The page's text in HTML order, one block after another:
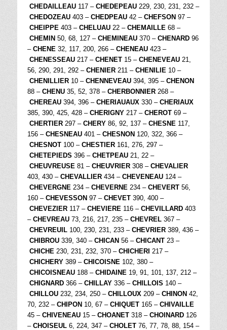
CHEDAILLEAU 117 – CHEDEPEAU 229, 230, 231, 232 –
CHEDOZEAU 403 – CHEDPEAU 42 – CHEFSON 97 –
CHEIPPE 403 – CHELUAU 22 – CHEMAILLE 68 –
CHEMIN 50, 68, 127 – CHEMINEAU 370 – CHENARD 96
– CHENE 32, 117, 200, 266 – CHENEAU 423 –
CHENESSEAU 217 – CHENET 15 – CHENEVEAU 21,
56, 290, 291, 292 – CHENIER 211 – CHENILIE 10 –
CHENILLIER 10 – CHENNEVEAU 394, 395 – CHENON
88 – CHENU 35, 52, 378 – CHERBONNIER 268 –
CHEREAU 394, 396 – CHERIAUAUX 330 – CHERIAUX
385, 390, 425, 428 – CHERIGNY 217 – CHEROT 69 –
CHERTIER 297 – CHERY 86, 92, 137 – CHESNE 117,
156 – CHESNEAU 401 – CHESNON 120, 322, 366 –
CHESNOT 100 – CHESTIER 161, 276, 297 –
CHETEPIEDS 396 – CHETPEAU 21, 22 –
CHEUVREUSE 81 – CHEUVRIER 308 – CHEVALIER
403, 430 – CHEVALLIER 434 – CHEVENEAU 124 –
CHEVERGNE 234 – CHEVERNE 234 – CHEVERT 56,
160 – CHEVESSON 97 – CHEVET 390, 400 –
CHEVEZIER 117 – CHEVIERE 116 – CHEVILLARD 403
– CHEVREAU 73, 216, 217, 235 – CHEVREL 367 –
CHEVREUIL 100, 230, 231, 233 – CHEVRIER 389, 436 –
CHIBROU 339, 340 – CHICAN 56 – CHICANT 23 –
CHICHE 230, 231, 232, 370 – CHICHERI 217 –
CHICHERY 389 – CHICOISNE 102, 380 –
CHICOISNEAU 188 – CHIDAINE 19, 91, 101, 137, 212 –
CHIGNARD 366 – CHILLAY 336 – CHILLOIS 140 –
CHILLOU 232, 234, 250 – CHILLOUX 209 – CHINON 42,
70, 232 – CHIPON 10, 67 – CHIQUET 165 – CHIVAILLE
45 – CHIVENEAU 15 – CHOANET 318 – CHOINARD 126
– CHOISEUL 6, 224, 347 – CHOLET 76, 77, 78, 88, 154 –